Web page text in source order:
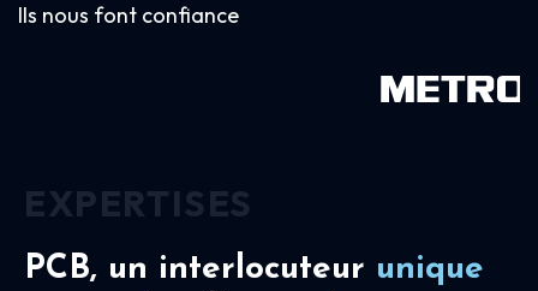
Ils nous font confiance
PCB, un interlocuteur unique
EXPERTISES